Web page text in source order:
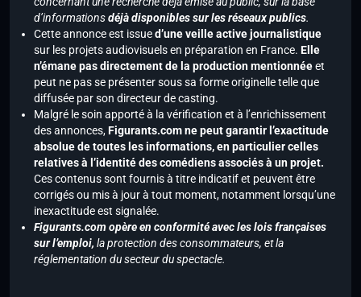
d’informationsdéjà disponibles sur les réseaux publics.
Cette annonce est issued’une veille active journalistique
sur les projets audiovisuels en préparation en France. Elle
n’émane pas directement de la production mentionnéeet
peut ne pas se présenter sous sa forme originelle telle que
diffusée par son directeur de casting.
Malgré le soin apporté à la vérification et à l’enrichissement
des annonces,Figurants.com ne peut garantir l’exactitude
absolue de toutes les informations, en particulier celles
relatives à l’identité des comédiens associés à un projet.
Ces contenus sont fournis à titre indicatif et peuvent être
corrigés ou mis à jour à tout moment, notamment lorsqu’une
inexactitude est signalée.
Figurants.com opère en conformité avec les lois françaises
sur l’emploi, la protection des consommateurs, et la
réglementation du secteur du spectacle.